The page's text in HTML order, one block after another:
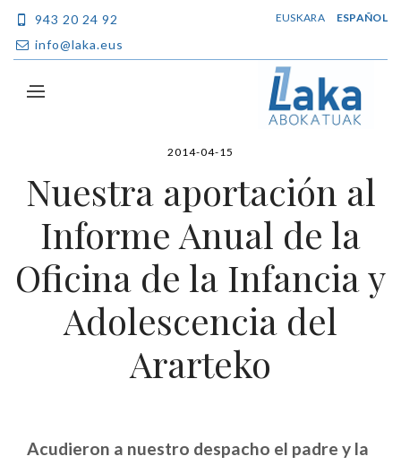
943 20 24 92
info@laka.eus
EUSKARA ESPAÑOL
2014-04-15
Nuestra aportación al
Informe Anual de la
Oficina de la Infancia y
Adolescencia del
Ararteko
Acudieron a nuestro despacho el padre y la